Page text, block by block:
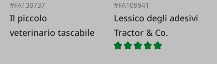
#FA130737
Il piccolo
veterinario tascabile
#FA109941
Lessico degli adesivi
Tractor & Co.